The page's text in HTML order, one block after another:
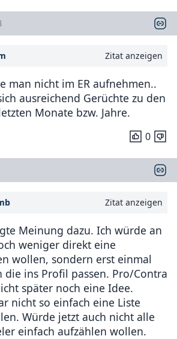
Zitat anzeigen
man nicht im ER aufnehmen..
ausreichend Gerüchte zu den
Monate bzw. Jahre.
0
Zitat anzeigen
Meinung dazu. Ich würde an
weniger direkt eine
wollen, sondern erst einmal
die ins Profil passen. Pro/Contra
später noch eine Idee.
nicht so einfach eine Liste
Würde jetzt auch nicht alle
einfach aufzählen wollen.